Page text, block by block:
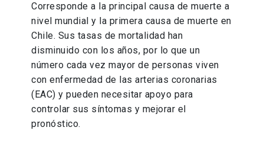
Corresponde a la principal causa de muerte a
nivel mundial y la primera causa de muerte en
Chile. Sus tasas de mortalidad han
disminuido con los años, por lo que un
número cada vez mayor de personas viven
con enfermedad de las arterias coronarias
(EAC) y pueden necesitar apoyo para
controlar sus síntomas y mejorar el
pronóstico.